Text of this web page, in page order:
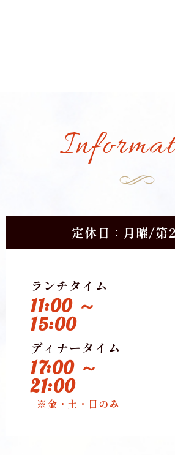
定休日：月曜/第
ランチタイム
11:00 ～
15:00
ディナータイム
17:00 ～
21:00
※金・土・日のみ